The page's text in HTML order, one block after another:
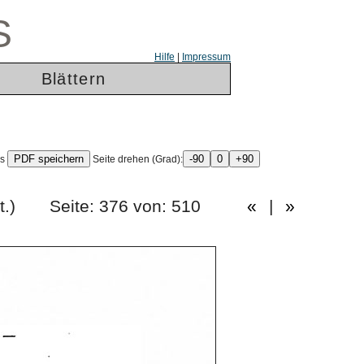
Hilfe Impressum
Blättern
Seite drehen (Grad):
Heft.) Seite: 376 von: 510 « | »